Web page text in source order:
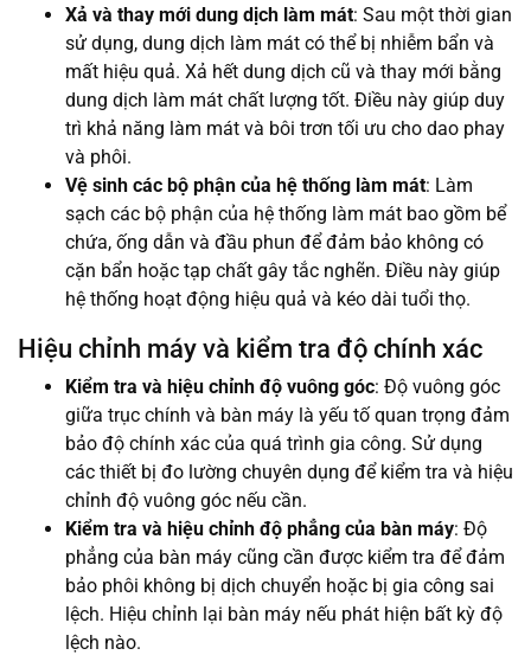
Xả và thay mới dung dịch làm mát: Sau một thời gian
sử dụng, dung dịch làm mát có thể bị nhiễm bẩn và
mất hiệu quả. Xả hết dung dịch cũ và thay mới bằng
dung dịch làm mát chất lượng tốt. Điều này giúp duy
trì khả năng làm mát và bôi trơn tối ưu cho dao phay
và phôi.
Vệ sinh các bộ phận của hệ thống làm mát: Làm
sạch các bộ phận của hệ thống làm mát bao gồm bể
chứa, ống dẫn và đầu phun để đảm bảo không có
cặn bẩn hoặc tạp chất gây tắc nghẽn. Điều này giúp
hệ thống hoạt động hiệu quả và kéo dài tuổi thọ.
Hiệu chỉnh máy và kiểm tra độ chính xác
Kiểm tra và hiệu chỉnh độ vuông góc: Độ vuông góc
giữa trục chính và bàn máy là yếu tố quan trọng đảm
bảo độ chính xác của quá trình gia công. Sử dụng
các thiết bị đo lường chuyên dụng để kiểm tra và hiệu
chỉnh độ vuông góc nếu cần.
Kiểm tra và hiệu chỉnh độ phẳng của bàn máy: Độ
phẳng của bàn máy cũng cần được kiểm tra để đảm
bảo phôi không bị dịch chuyển hoặc bị gia công sai
lệch. Hiệu chỉnh lại bàn máy nếu phát hiện bất kỳ độ
lệch nào.